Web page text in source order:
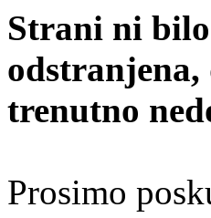
Strani ni
odstranjena,
trenutno
Prosimo